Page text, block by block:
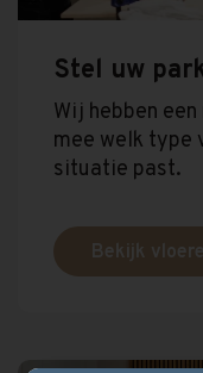
Stel uw
Wij hebben
mee welk type
situatie past.
Bekijk